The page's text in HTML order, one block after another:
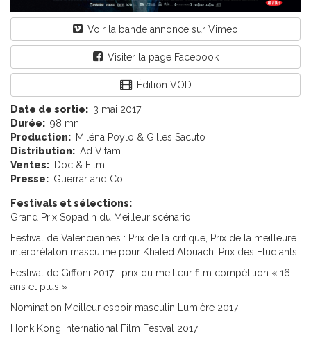
Voir la bande annonce sur Vimeo
Visiter la page Facebook
Édition VOD
Date de sortie: 3 mai 2017
Durée: 98 mn
Production: Miléna Poylo & Gilles Sacuto
Distribution: Ad Vitam
Ventes: Doc & Film
Presse: Guerrar and Co
Festivals et sélections:
Grand Prix Sopadin du Meilleur scénario
Festival de Valenciennes : Prix de la critique, Prix de la meilleure
interprétaton masculine pour Khaled Alouach, Prix des Etudiants
Festival de Giffoni 2017 : prix du meilleur film compétition « 16
ans et plus »
Nomination Meilleur espoir masculin Lumière 2017
Honk Kong International Film Festval 2017